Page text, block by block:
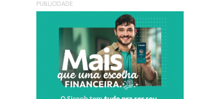
PUBLICIDADE